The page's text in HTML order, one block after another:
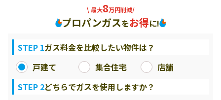
\ 最大8万円削減/
プロパンガスをお得に!
STEP 1ガス料金を比較したい物件は？
戸建て
集合住宅
店舗
STEP 2どちらでガスを使用しますか？